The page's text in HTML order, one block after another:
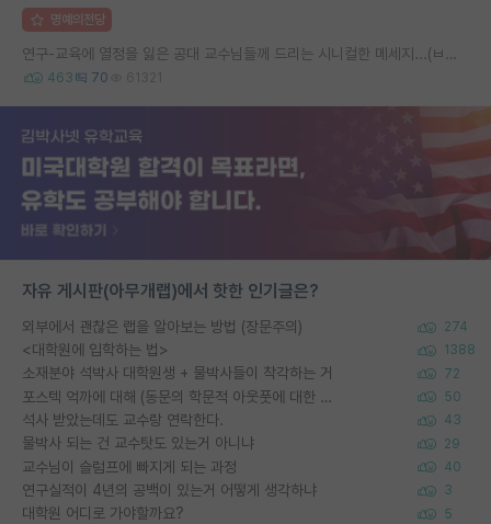
명예의전당
연구-교육에 열정을 잃은 공대 교수님들께 드리는 시니컬한 메세지...(ㅂㄷㅂㄷ)
463 70 61321
자유 게시판(아무개랩)에서 핫한 인기글은?
외부에서 괜찮은 랩을 알아보는 방법 (장문주의) 274
<대학원에 입학하는 법> 1388
소재분야 석박사 대학원생 + 물박사들이 착각하는 거 72
포스텍 억까에 대해 (동문의 학문적 아웃풋에 대한 반박) 50
석사 받았는데도 교수랑 연락한다. 43
물박사 되는 건 교수탓도 있는거 아니냐 29
교수님이 슬럼프에 빠지게 되는 과정 40
연구실적이 4년의 공백이 있는거 어떻게 생각하냐 3
대학원 어디로 가야할까요? 5